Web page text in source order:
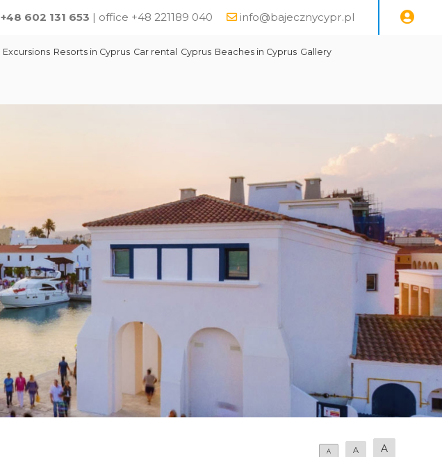
+48 602 131 653 | office +48 221189 040 info@bajecznycypr.pl
Excursions Resorts in Cyprus Car rental Cyprus Beaches in Cyprus Gallery
A A A